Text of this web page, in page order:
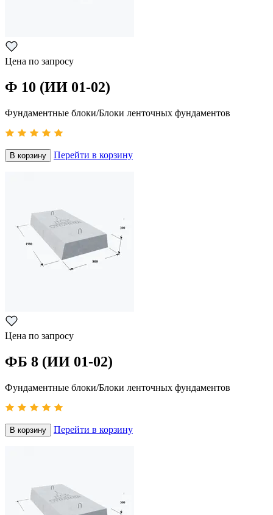
Цена по запросу
Ф 10 (ИИ 01-02)
Фундаментные блоки/Блоки ленточных фундаментов
В корзину Перейти в корзину
Цена по запросу
ФБ 8 (ИИ 01-02)
Фундаментные блоки/Блоки ленточных фундаментов
В корзину Перейти в корзину